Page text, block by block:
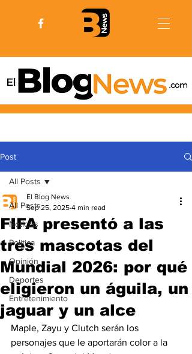
Post
All Posts
Noticias
Politica
Opinión
Deportes
Entretenimiento
All Posts
FIFA presentó a las
tres mascotas del
Mundial 2026: por qué
eligieron un águila, un
jaguar y un alce
El Blog News
Sep 25, 2025 4 min read
Maple, Zayu y Clutch serán los
personajes que le aportarán color a la